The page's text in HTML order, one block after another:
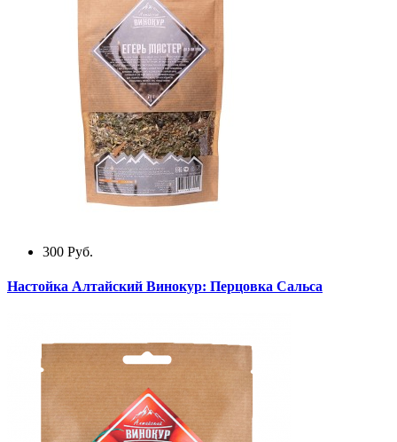
300 Руб.
Настойка Алтайский Винокур: Перцовка Сальса